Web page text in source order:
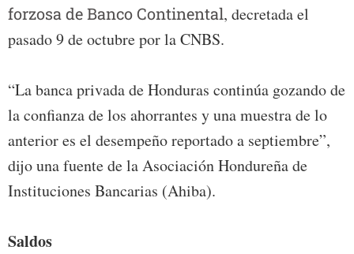
forzosa de Banco Continental, decretada el
pasado 9 de octubre por la CNBS.
“La banca privada de Honduras continúa gozando de
la confianza de los ahorrantes y una muestra de lo
anterior es el desempeño reportado a septiembre”,
dijo una fuente de la Asociación Hondureña de
Instituciones Bancarias (Ahiba).
Saldos